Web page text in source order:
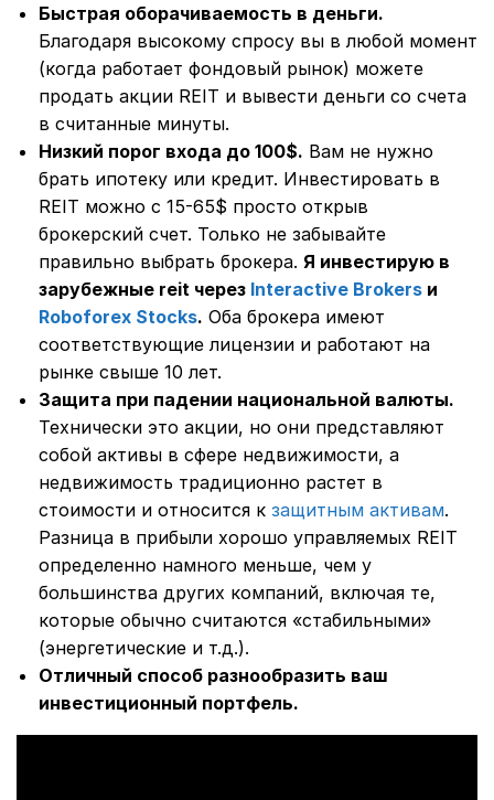
Быстрая оборачиваемость в деньги.
Благодаря высокому спросу вы в любой момент
(когда работает фондовый рынок) можете
продать акции REIT и вывести деньги со счета
в считанные минуты.
Низкий порог входа до 100$. Вам не нужно
брать ипотеку или кредит. Инвестировать в
REIT можно с 15-65$ просто открыв
брокерский счет. Только не забывайте
правильно выбрать брокера. Я инвестирую в
зарубежные reit через Interactive Brokers и
Roboforex Stocks. Оба брокера имеют
соответствующие лицензии и работают на
рынке свыше 10 лет.
Защита при падении национальной валюты.
Технически это акции, но они представляют
собой активы в сфере недвижимости, а
недвижимость традиционно растет в
стоимости и относится к защитным активам.
Разница в прибыли хорошо управляемых REIT
определенно намного меньше, чем у
большинства других компаний, включая те,
которые обычно считаются «стабильными»
(энергетические и т.д.).
Отличный способ разнообразить ваш
инвестиционный портфель.